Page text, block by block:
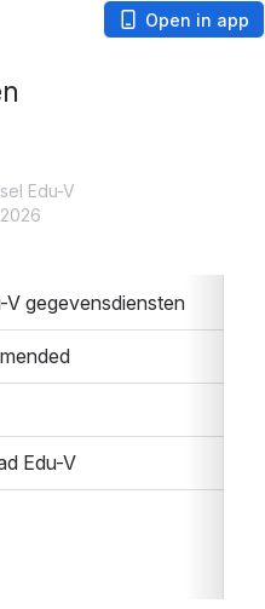
Open in app
Edu-V
V gegevensdiensten
Edu-V